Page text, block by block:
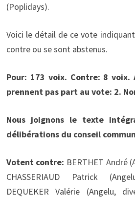
(Poplidays).
Voici le détail de ce vote
contre ou se sont abstenus.
Pour: 173 voix. Contre: 8 voix.
prennent pas part au vote: 2.
Nous joignons le texte
délibérations du conseil
Votent contre: BERTHET André
CHASSERIAUD Patrick
DEQUEKER Valérie (Angelu,